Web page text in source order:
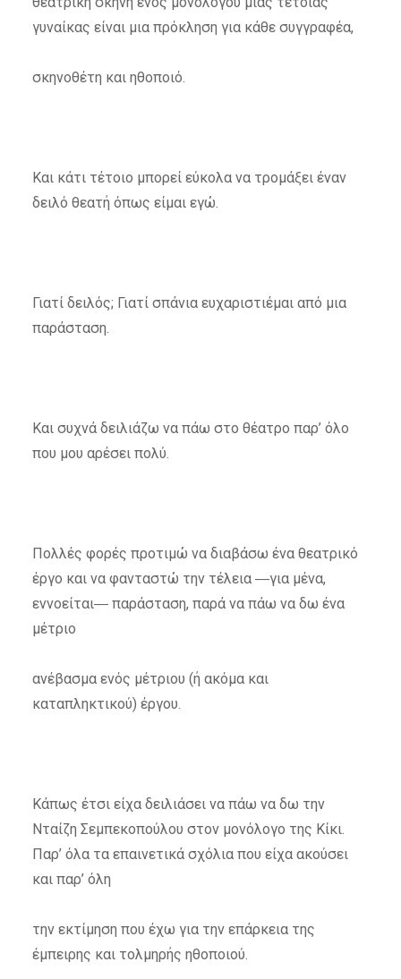
γυναίκας είναι μια πρόκληση για κάθε συγγραφέα,
σκηνοθέτη και ηθοποιό.
Και κάτι τέτοιο μπορεί εύκολα να τρομάξει έναν
δειλό θεατή όπως είμαι εγώ.
Γιατί δειλός; Γιατί σπάνια ευχαριστιέμαι από μια
παράσταση.
Και συχνά δειλιάζω να πάω στο θέατρο παρ’ όλο
που μου αρέσει πολύ.
Πολλές φορές προτιμώ να διαβάσω ένα θεατρικό
έργο και να φανταστώ την τέλεια ―για μένα,
εννοείται― παράσταση, παρά να πάω να δω ένα
μέτριο
ανέβασμα ενός μέτριου (ή ακόμα και
καταπληκτικού) έργου.
Κάπως έτσι είχα δειλιάσει να πάω να δω την
Νταίζη Σεμπεκοπούλου στον μονόλογο της Κίκι.
Παρ’ όλα τα επαινετικά σχόλια που είχα ακούσει
και παρ’ όλη
την εκτίμηση που έχω για την επάρκεια της
έμπειρης και τολμηρής ηθοποιού.